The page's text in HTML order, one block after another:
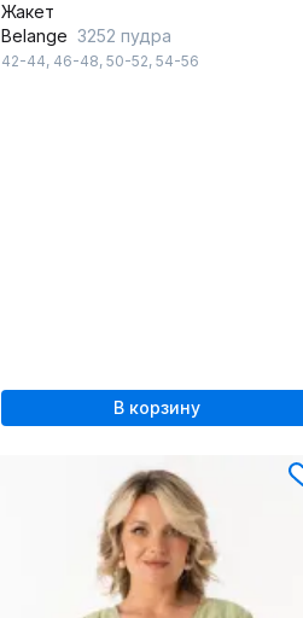
Жакет
Belange 3252 пудра
42-44, 46-48, 50-52, 54-56
В корзину